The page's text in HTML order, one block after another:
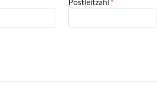
Postleitzahl